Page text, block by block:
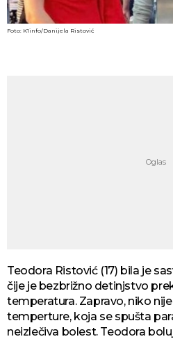
Foto: K1info/Danijela Ristović
Teodora Ristović (17) bila je
čije je bezbrižno detinjstvo
temperatura. Zapravo, niko
temperture, koja se spušta
neizlečiva bolest. Teodora